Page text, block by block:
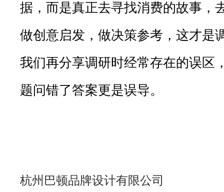
据，而是真正去寻找消费的故事，
做创意启发，做决策参考，这才是
我们再分享调研时经常存在的误区
题问错了答案更是误导。
杭州巴顿品牌设计有限公司